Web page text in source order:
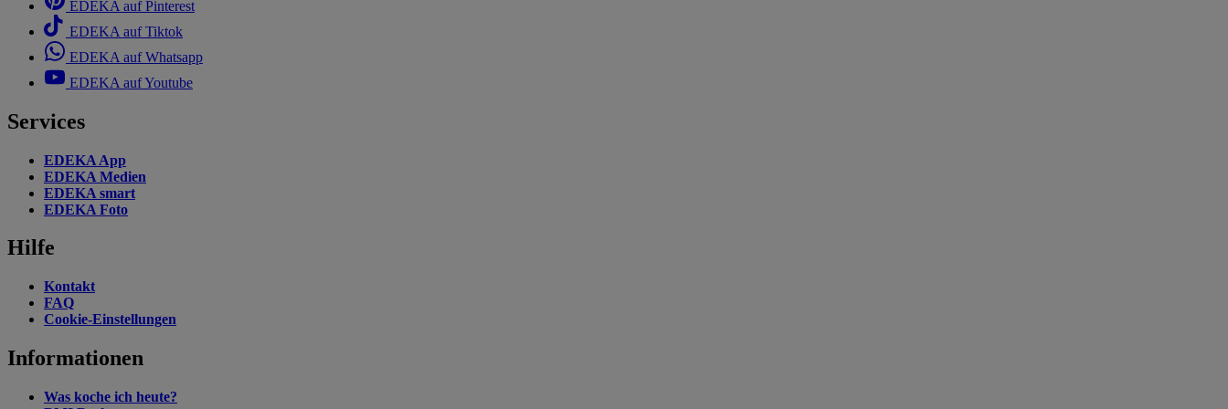
EDEKA auf Pinterest
EDEKA auf Tiktok
EDEKA auf Whatsapp
EDEKA auf Youtube
Services
EDEKA App
EDEKA Medien
EDEKA smart
EDEKA Foto
Hilfe
Kontakt
FAQ
Cookie-Einstellungen
Informationen
Was koche ich heute?